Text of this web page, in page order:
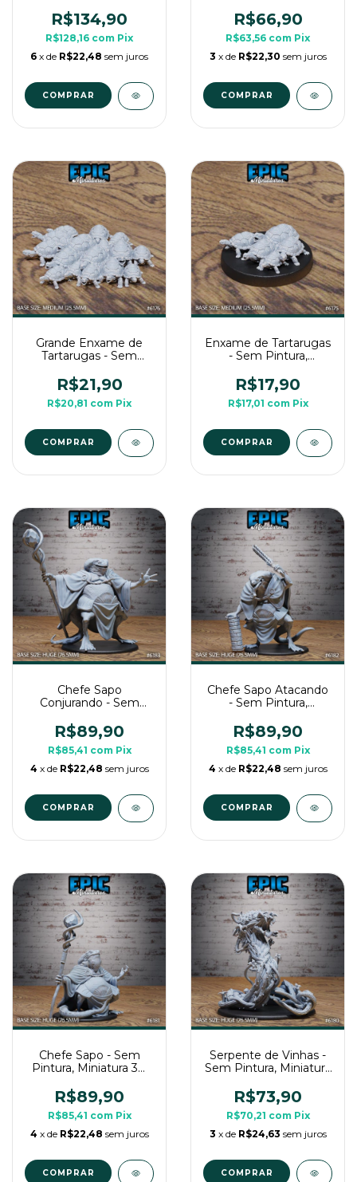
Para RPG de Mesa
R$134,90
R$128,16 com Pix
6 x de R$22,48 sem juros
Para RPG de Mesa
R$66,90
R$63,56 com Pix
3 x de R$22,30 sem juros
Grande Enxame de
Tartarugas - Sem
Média Para RPG de
Mesa
R$21,90
R$20,81 com Pix
COMPRAR
Enxame de Tartarugas
- Sem Pintura,
Para Rpg de Mesa
R$17,90
R$17,01 com Pix
COMPRAR
Chefe Sapo
Conjurando - Sem
Enorme Para Rpg de
Mesa
R$89,90
R$85,41 com Pix
4 x de R$22,48 sem juros
Chefe Sapo Atacando
- Sem Pintura,
Para Rpg de Mesa
R$89,90
R$85,41 com Pix
4 x de R$22,48 sem juros
Chefe Sapo - Sem
Pintura, Miniatura 3D
Mesa
R$89,90
R$85,41 com Pix
4 x de R$22,48 sem juros
Serpente de Vinhas -
Sem Pintura, Miniatura
de Mesa
R$73,90
R$70,21 com Pix
3 x de R$24,63 sem juros